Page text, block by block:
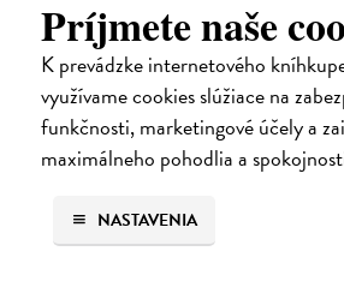
Príjmete naše
K prevádzke internetového
využívame cookies slúžiace na
funkčnosti, marketingové účely a
maximálneho pohodlia a
NASTAVENIA
Město a jeho nejisté zdi
Murakami Haruki| Elektronická kniha
Město a jeho nejisté zdi – dlouho očekávaný
Murakamiho volně navazuje na autorovu
tematicky se prolíná s jeho kultovním dílem
boiled Wonderland.…